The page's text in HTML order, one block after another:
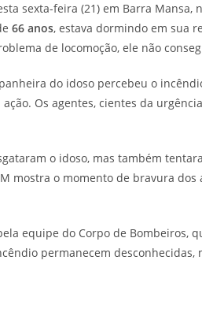
sexta-feira (21) em Barra
66 anos, estava dormindo em sua
de locomoção, ele não
do idoso percebeu o
Os agentes, cientes da
o idoso, mas também
mostra o momento de bravura
equipe do Corpo de Bombeiros,
permanecem